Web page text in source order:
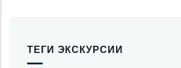
ТЕГИ ЭКСКУРСИИ